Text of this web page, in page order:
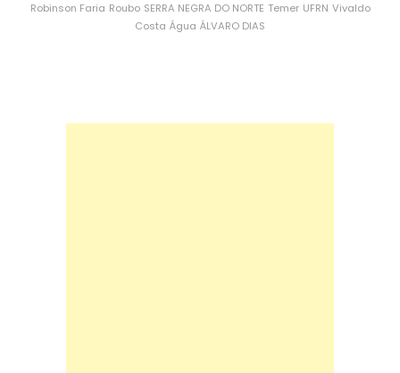
Robinson Faria Roubo SERRA NEGRA DO NORTE Temer UFRN Vivaldo
Costa Água ÁLVARO DIAS